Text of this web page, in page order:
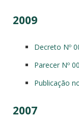
2009
Decreto Nº
Parecer Nº
Publicação
2007